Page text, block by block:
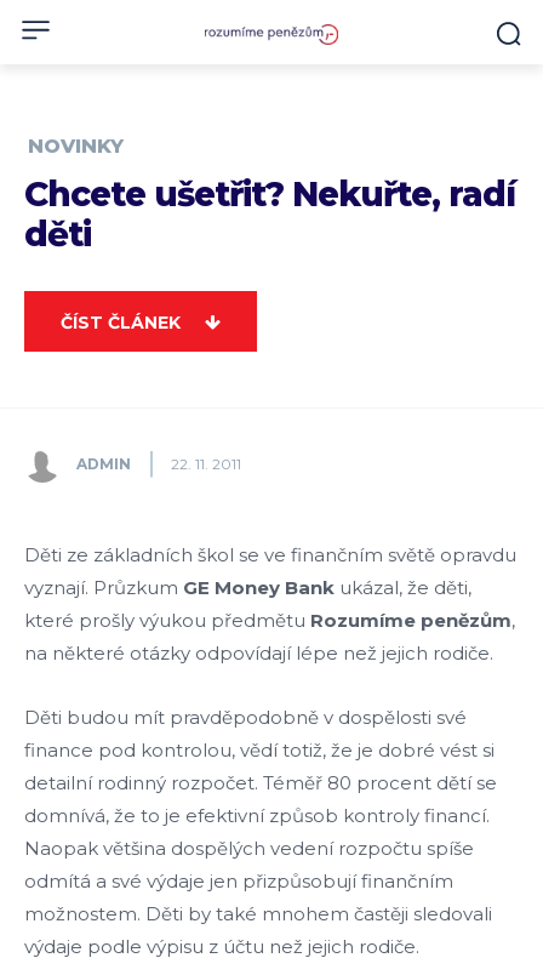
NOVINKY
Chcete ušetřit? Nekuřte, radí
děti
ČÍST ČLÁNEK
ADMIN 22. 11. 2011
Děti ze základních škol se ve finančním světě opravdu
vyznají. Průzkum GE Money Bank ukázal, že děti,
které prošly výukou předmětu Rozumíme penězům,
na některé otázky odpovídají lépe než jejich rodiče.
Děti budou mít pravděpodobně v dospělosti své
finance pod kontrolou, vědí totiž, že je dobré vést si
detailní rodinný rozpočet. Téměř 80 procent dětí se
domnívá, že to je efektivní způsob kontroly financí.
Naopak většina dospělých vedení rozpočtu spíše
odmítá a své výdaje jen přizpůsobují finančním
možnostem. Děti by také mnohem častěji sledovali
výdaje podle výpisu z účtu než jejich rodiče.